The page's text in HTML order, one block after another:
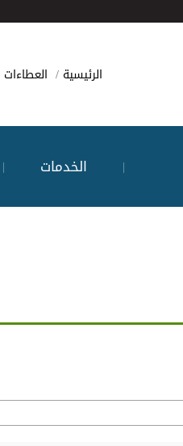
الرئيسية العطاءات
| الخدمات |